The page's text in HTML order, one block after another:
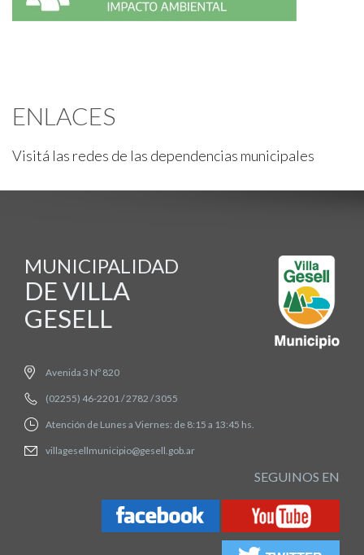
ENLACES
Visitá las redes de las dependencias municipales
MUNICIPALIDAD
DE VILLA
GESELL
Avenida 3 Nº 820
(02255) 46-2201 / 2782 / 3055
Atención de Lunes a Viernes: de 8:15 a 13:45 hs.
villagesellmunicipio@gesell.gob.ar
SEGUINOS EN